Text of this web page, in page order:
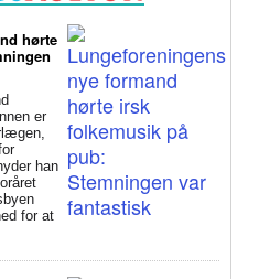
hørte
er
han
for at